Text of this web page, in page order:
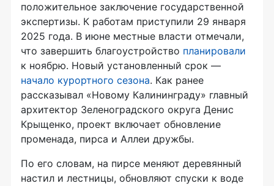
положительное заключение государственной
экспертизы. К работам приступили 29 января
2025 года. В июне местные власти отмечали,
что завершить благоустройство планировали
к ноябрю. Новый установленный срок —
начало курортного сезона. Как ранее
рассказывал «Новому Калининграду» главный
архитектор Зеленоградского округа Денис
Крыщенко, проект включает обновление
променада, пирса и Аллеи дружбы.
По его словам, на пирсе меняют деревянный
настил и лестницы, обновляют спуски к воде